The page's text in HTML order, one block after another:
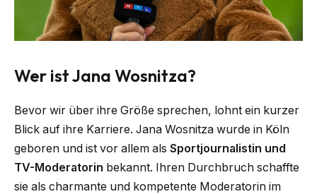
Wer ist Jana Wosnitza?
Bevor wir über ihre Größe sprechen, lohnt ein kurzer
Blick auf ihre Karriere. Jana Wosnitza wurde in Köln
geboren und ist vor allem als Sportjournalistin und
TV-Moderatorin bekannt. Ihren Durchbruch schaffte
sie als charmante und kompetente Moderatorin im